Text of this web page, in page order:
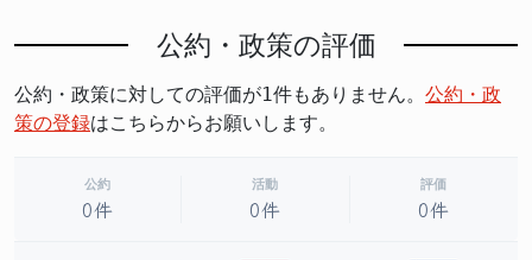
公約・政策の評価
公約・政策に対しての評価が1件もありません。 公約・政
策の登録はこちらからお願いします。
公約
0件
活動
0件
評価
0件